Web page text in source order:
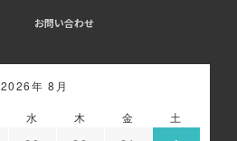
お問い合わせ
2026年 8月
水 木 金 土